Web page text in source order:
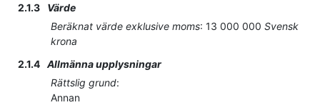
2.1.3
Värde
Beräknat värde exklusive moms: 13 000 000 Svensk
krona
2.1.4 Allmänna upplysningar
Rättslig grund:
Annan